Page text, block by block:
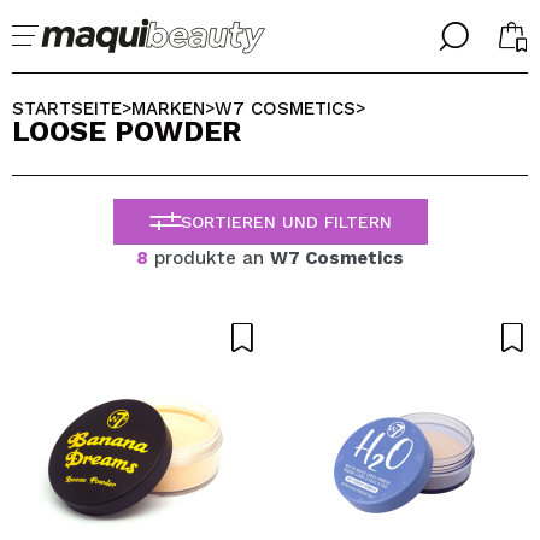
╳
Ich bin bereits #maquilover, ich habe ein Konto
Ich habe hier kein Konto
╳
WÄHLE DEINE SPRACHE
ALEMAN
ESPAÑOL
ENGLISH
FRANCES
STARTSEITE>MARKEN>W7 COSMETICS>
LOOSE POWDER
SORTIEREN UND FILTERN
8 produkte an W7 Cosmetics